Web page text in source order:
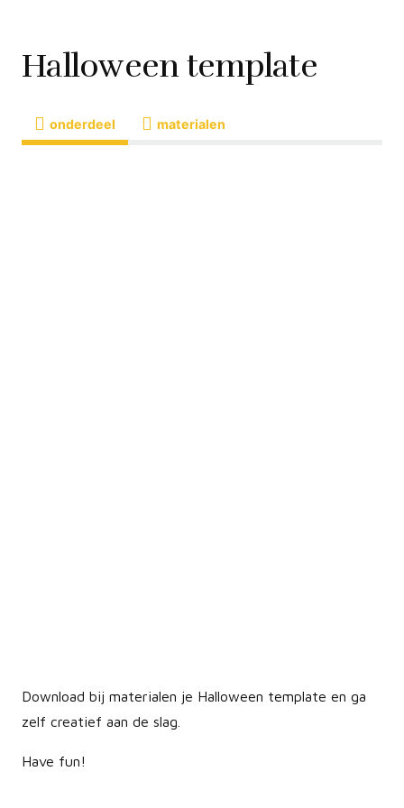
Halloween template
onderdeel materialen
Download bij materialen je Halloween template en ga
zelf creatief aan de slag.
Have fun!